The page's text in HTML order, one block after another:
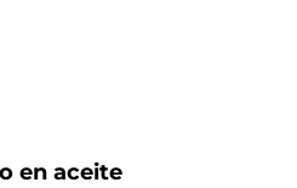
en aceite